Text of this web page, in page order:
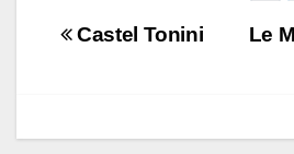
Navigazione
Le
Castel Tonini